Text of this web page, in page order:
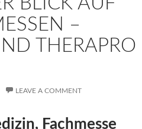
–
THERAPRO
LEAVE A COMMENT
Fachmesse